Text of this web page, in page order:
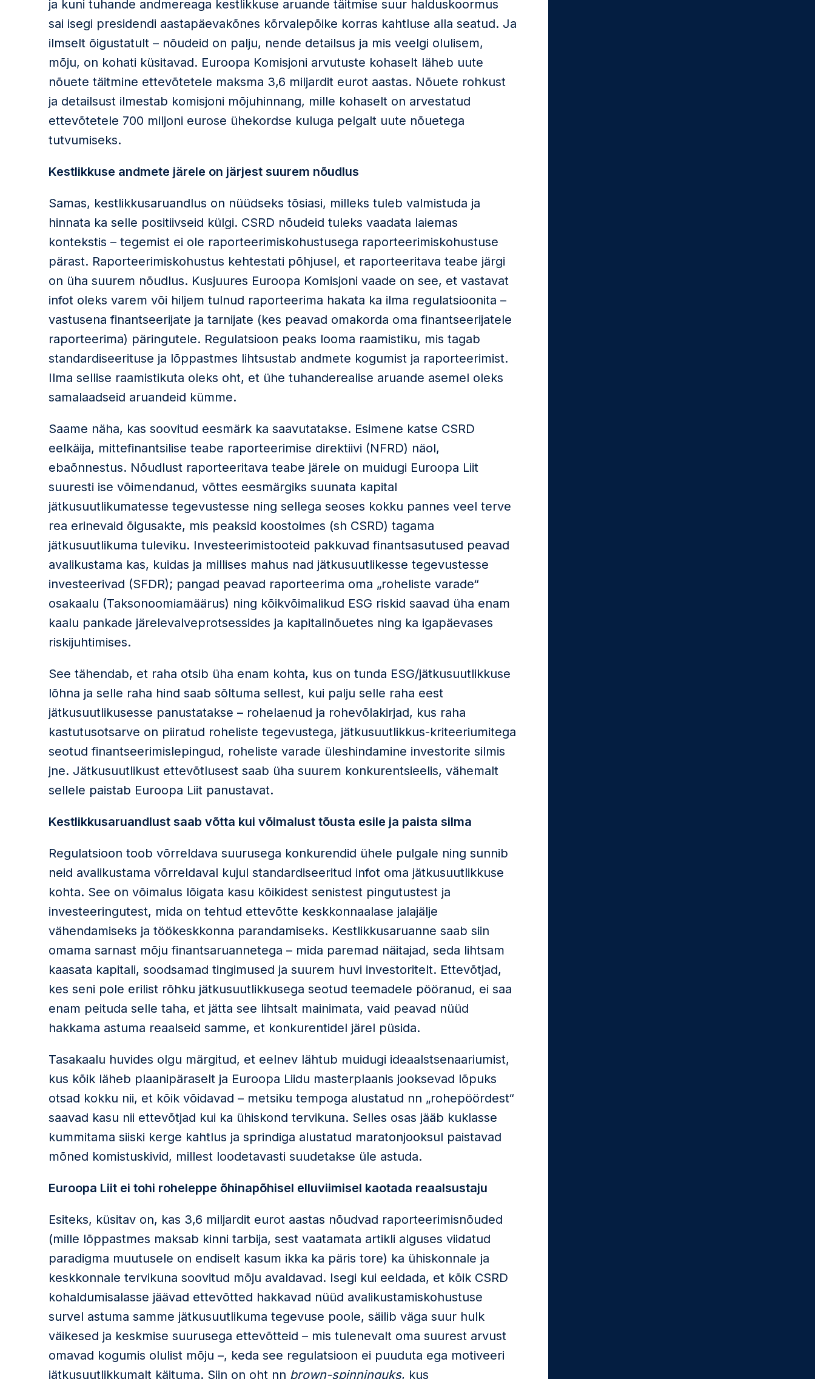
ja kuni tuhande andmereaga kestlikkuse aruande täitmise suur halduskoormus
sai isegi presidendi aastapäevakõnes kõrvalepõike korras kahtluse alla seatud. Ja
ilmselt õigustatult – nõudeid on palju, nende detailsus ja mis veelgi olulisem,
mõju, on kohati küsitavad. Euroopa Komisjoni arvutuste kohaselt läheb uute
nõuete täitmine ettevõtetele maksma 3,6 miljardit eurot aastas. Nõuete rohkust
ja detailsust ilmestab komisjoni mõjuhinnang, mille kohaselt on arvestatud
ettevõtetele 700 miljoni eurose ühekordse kuluga pelgalt uute nõuetega
tutvumiseks.
Kestlikkuse andmete järele on järjest suurem nõudlus
Samas, kestlikkusaruandlus on nüüdseks tõsiasi, milleks tuleb valmistuda ja
hinnata ka selle positiivseid külgi. CSRD nõudeid tuleks vaadata laiemas
kontekstis – tegemist ei ole raporteerimiskohustusega raporteerimiskohustuse
pärast. Raporteerimiskohustus kehtestati põhjusel, et raporteeritava teabe järgi
on üha suurem nõudlus. Kusjuures Euroopa Komisjoni vaade on see, et vastavat
infot oleks varem või hiljem tulnud raporteerima hakata ka ilma regulatsioonita –
vastusena finantseerijate ja tarnijate (kes peavad omakorda oma finantseerijatele
raporteerima) päringutele. Regulatsioon peaks looma raamistiku, mis tagab
standardiseerituse ja lõppastmes lihtsustab andmete kogumist ja raporteerimist.
Ilma sellise raamistikuta oleks oht, et ühe tuhanderealise aruande asemel oleks
samalaadseid aruandeid kümme.
Saame näha, kas soovitud eesmärk ka saavutatakse. Esimene katse CSRD
eelkäija, mittefinantsilise teabe raporteerimise direktiivi (NFRD) näol,
ebaõnnestus. Nõudlust raporteeritava teabe järele on muidugi Euroopa Liit
suuresti ise võimendanud, võttes eesmärgiks suunata kapital
jätkusuutlikumatesse tegevustesse ning sellega seoses kokku pannes veel terve
rea erinevaid õigusakte, mis peaksid koostoimes (sh CSRD) tagama
jätkusuutlikuma tuleviku. Investeerimistooteid pakkuvad finantsasutused peavad
avalikustama kas, kuidas ja millises mahus nad jätkusuutlikesse tegevustesse
investeerivad (SFDR); pangad peavad raporteerima oma „roheliste varade“
osakaalu (Taksonoomiamäärus) ning kõikvõimalikud ESG riskid saavad üha enam
kaalu pankade järelevalveprotsessides ja kapitalinõuetes ning ka igapäevases
riskijuhtimises.
See tähendab, et raha otsib üha enam kohta, kus on tunda ESG/jätkusuutlikkuse
lõhna ja selle raha hind saab sõltuma sellest, kui palju selle raha eest
jätkusuutlikusesse panustatakse – rohelaenud ja rohevõlakirjad, kus raha
kastutusotsarve on piiratud roheliste tegevustega, jätkusuutlikkus-kriteeriumitega
seotud finantseerimislepingud, roheliste varade üleshindamine investorite silmis
jne. Jätkusuutlikust ettevõtlusest saab üha suurem konkurentsieelis, vähemalt
sellele paistab Euroopa Liit panustavat.
Kestlikkusaruandlust saab võtta kui võimalust tõusta esile ja paista silma
Regulatsioon toob võrreldava suurusega konkurendid ühele pulgale ning sunnib
neid avalikustama võrreldaval kujul standardiseeritud infot oma jätkusuutlikkuse
kohta. See on võimalus lõigata kasu kõikidest senistest pingutustest ja
investeeringutest, mida on tehtud ettevõtte keskkonnaalase jalajälje
vähendamiseks ja töökeskkonna parandamiseks. Kestlikkusaruanne saab siin
omama sarnast mõju finantsaruannetega – mida paremad näitajad, seda lihtsam
kaasata kapitali, soodsamad tingimused ja suurem huvi investoritelt. Ettevõtjad,
kes seni pole erilist rõhku jätkusuutlikkusega seotud teemadele pööranud, ei saa
enam peituda selle taha, et jätta see lihtsalt mainimata, vaid peavad nüüd
hakkama astuma reaalseid samme, et konkurentidel järel püsida.
Tasakaalu huvides olgu märgitud, et eelnev lähtub muidugi ideaalstsenaariumist,
kus kõik läheb plaanipäraselt ja Euroopa Liidu masterplaanis jooksevad lõpuks
otsad kokku nii, et kõik võidavad – metsiku tempoga alustatud nn „rohepöördest“
saavad kasu nii ettevõtjad kui ka ühiskond tervikuna. Selles osas jääb kuklasse
kummitama siiski kerge kahtlus ja sprindiga alustatud maratonjooksul paistavad
mõned komistuskivid, millest loodetavasti suudetakse üle astuda.
Euroopa Liit ei tohi roheleppe õhinapõhisel elluviimisel kaotada reaalsustaju
Esiteks, küsitav on, kas 3,6 miljardit eurot aastas nõudvad raporteerimisnõuded
(mille lõppastmes maksab kinni tarbija, sest vaatamata artikli alguses viidatud
paradigma muutusele on endiselt kasum ikka ka päris tore) ka ühiskonnale ja
keskkonnale tervikuna soovitud mõju avaldavad. Isegi kui eeldada, et kõik CSRD
kohaldumisalasse jäävad ettevõtted hakkavad nüüd avalikustamiskohustuse
survel astuma samme jätkusuutlikuma tegevuse poole, säilib väga suur hulk
väikesed ja keskmise suurusega ettevõtteid – mis tulenevalt oma suurest arvust
omavad kogumis olulist mõju –, keda see regulatsioon ei puuduta ega motiveeri
jätkusuutlikkumalt käituma. Siin on oht nn brown-spinninguks, kus